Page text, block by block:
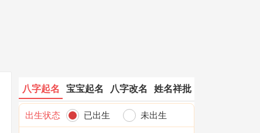
八字起名 宝宝起名 八字改名 姓名祥批
出生状态 已出生 未出生